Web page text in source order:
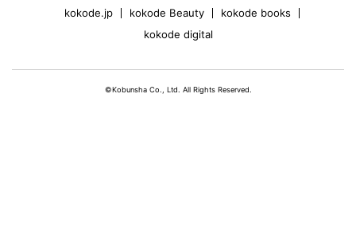
kokode.jp
kokode Beauty
kokode books
kokode digital
©Kobunsha Co., Ltd. All Rights Reserved.